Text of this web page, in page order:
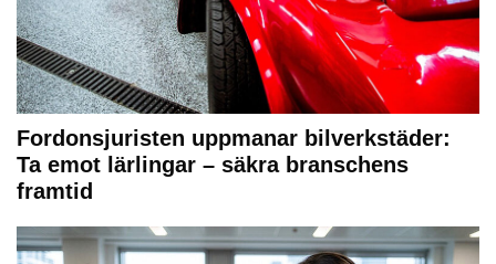
Fordonsjuristen uppmanar bilverkstäder:
Ta emot lärlingar – säkra branschens
framtid